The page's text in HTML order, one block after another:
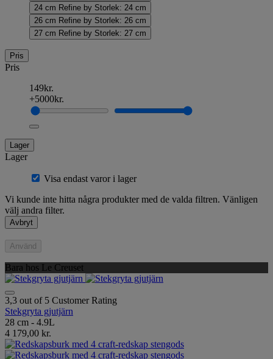
24 cm Refine by Storlek: 24 cm
26 cm Refine by Storlek: 26 cm
27 cm Refine by Storlek: 27 cm
Pris
Pris
149kr.
+5000kr.
Lager
Lager
Visa endast varor i lager
Vi kunde inte hitta några produkter med de valda filtren. Vänligen
välj andra filter.
Avbryt
Använd
Bara hos Le Creuset
3,3 out of 5 Customer Rating
Stekgryta gjutjärn
28 cm - 4.9L
4 179,00 kr.